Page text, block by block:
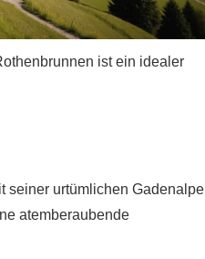
ist ein idealer
seiner urtümlichen Gadenalpe
atemberaubende